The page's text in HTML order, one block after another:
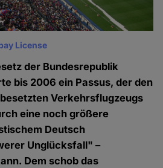
License
der Bundesrepublik
bis 2006 ein Passus, der den
Verkehrsflugzeugs
eine noch größere
Deutsch
Unglücksfall" –
Dem schob das